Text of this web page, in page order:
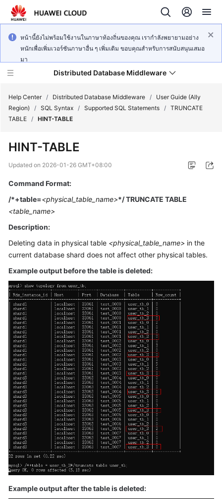
หน้านี้ยังไม่พร้อมใช้งานในภาษาท้องถิ่นของคุณ เรากำลังพยายามอย่าง
หนักเพื่อเพิ่มเวอร์ชันภาษาอื่น ๆ เพิ่มเติม ขอบคุณสำหรับการสนับสนุนเสมอ
มา
Distributed Database Middleware
Product
Service
Overview
Billing
Getting
User
Guide
API
Reference
SDK
Reference
Best
Practices
Performance
White
Paper
FAQs
Videos
Help Center / Distributed Database Middleware /
User Guide (Ally
Region)
/ SQL Syntax / Supported SQL Statements / TRUNCATE
TABLE / HINT-TABLE
HINT-TABLE
Updated on 2026-01-26 GMT+08:00
Command Format:
/*+table=<physical_table_name>*/ TRUNCATE TABLE
<table_name>
Description:
Deleting data in physical table <physical_table_name> in the
current database shard does not affect other physical tables.
Example output before the table is deleted:
Example output after the table is deleted: